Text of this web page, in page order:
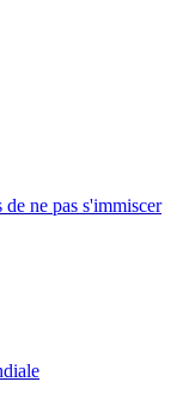
ne pas s'immiscer